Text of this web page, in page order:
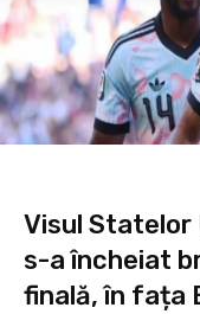
Visul Statelor
s-a încheiat
finală, în fața